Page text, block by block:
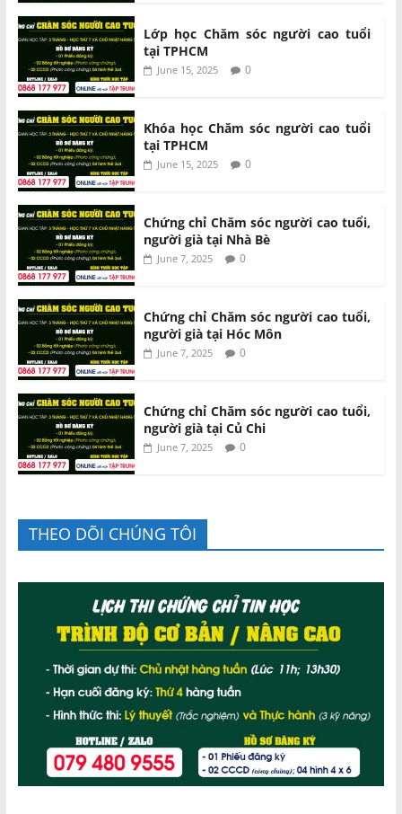
Lớp học Chăm sóc người cao tuổi
tại TPHCM
June 15, 2025 0
Khóa học Chăm sóc người cao tuổi
tại TPHCM
June 15, 2025 0
Chứng chỉ Chăm sóc người cao tuổi,
người già tại Nhà Bè
June 7, 2025 0
Chứng chỉ Chăm sóc người cao tuổi,
người già tại Hóc Môn
June 7, 2025 0
Chứng chỉ Chăm sóc người cao tuổi,
người già tại Củ Chi
June 7, 2025 0
THEO DÕI CHÚNG TÔI